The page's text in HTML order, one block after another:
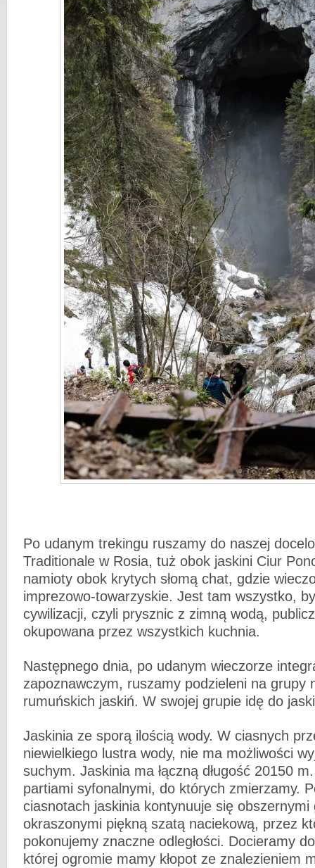
Po udanym trekingu ruszamy do naszej
Traditionale w Rosia, tuż obok jaskini Ciur
namioty obok krytych słomą chat, gdzie
imprezowo-towarzyskie. Jest tam wszystko,
cywilizacji, czyli prysznic z zimną wodą,
okupowana przez wszystkich kuchnia.
Następnego dnia, po udanym wieczorze
zapoznawczym, ruszamy podzieleni na grupy
rumuńskich jaskiń. W swojej grupie idę do
Jaskinia ze sporą ilością wody. W ciasnych
niewielkiego lustra wody, nie ma możliwości
suchym. Jaskinia ma łączną długość 20150
partiami syfonalnymi, do których zmierzamy.
ciasnotach jaskinia kontynuuje się obszernymi
okraszonymi piękną szatą naciekową, przez
pokonujemy znaczne odległości. Docieramy
której ogromie mamy kłopot ze znalezieniem